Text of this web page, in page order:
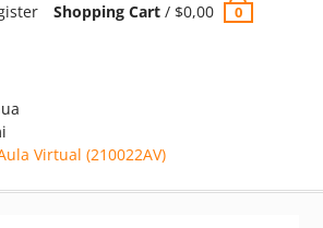
Shopping Cart/ $0,00 0
Virtual (210022AV)